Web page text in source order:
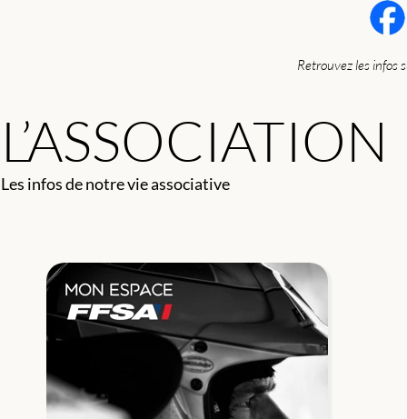
Retrouvez les infos
L’ASSOCIATION
Les infos de notre vie associative